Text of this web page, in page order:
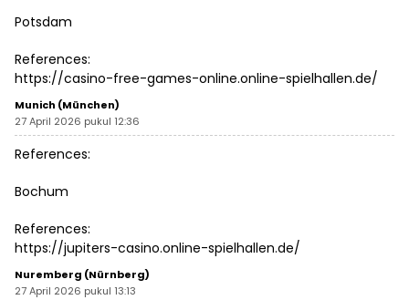
Potsdam
References:
https://casino-free-games-online.online-spielhallen.de/
Munich (München)
27 April 2026 pukul 12:36
References:
Bochum
References:
https://jupiters-casino.online-spielhallen.de/
Nuremberg (Nürnberg)
27 April 2026 pukul 13:13